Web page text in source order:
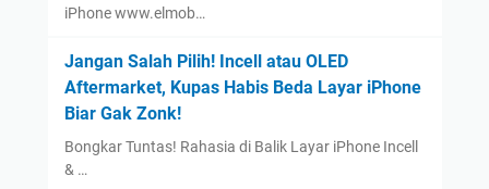
iPhone www.elmob…
Jangan Salah Pilih! Incell atau OLED
Aftermarket, Kupas Habis Beda Layar iPhone
Biar Gak Zonk!
Bongkar Tuntas! Rahasia di Balik Layar iPhone Incell
& …